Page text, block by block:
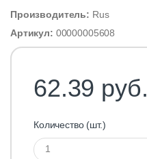
Производитель: Rus
Артикул: 00000005608
62.39 руб.
Количество (шт.)